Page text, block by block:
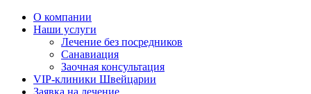
Sidebar
О компании
Наши услуги
Лечение без посредников
Санавиация
Заочная консультация
VIP-клиники Швейцарии
Заявка на лечение